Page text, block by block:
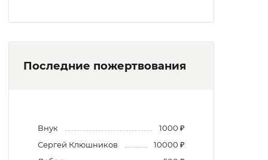
Последние пожертвования
Внук
1000 ₽
Сергей Клюшников
10000 ₽